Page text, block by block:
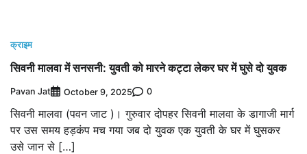
क्राइम
सिवनी मालवा में सनसनी: युवती को मारने कट्टा लेकर घर में घुसे दो युवक
Pavan Jat October 9, 2025 0
सिवनी मालवा (पवन जाट )। गुरुवार दोपहर सिवनी मालवा के डागाजी मार्ग
पर उस समय हड़कंप मच गया जब दो युवक एक युवती के घर में घुसकर
उसे जान से […]